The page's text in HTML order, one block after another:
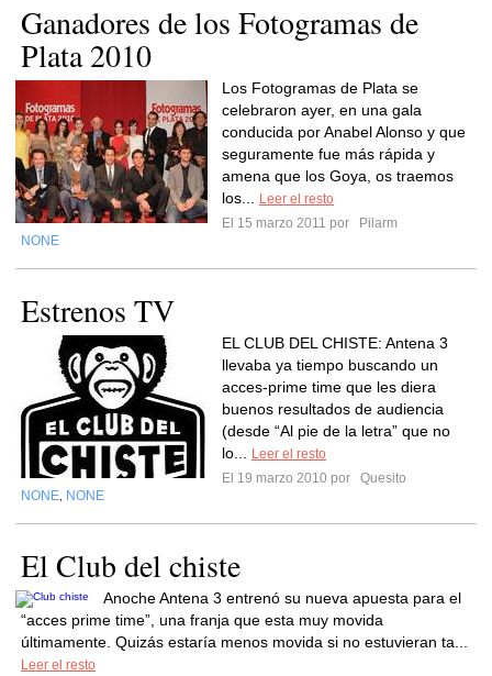
Ganadores de los Fotogramas de
Plata 2010
Los Fotogramas de Plata se
celebraron ayer, en una gala
conducida por Anabel Alonso y que
seguramente fue más rápida y
amena que los Goya, os traemos
los...
Leer el resto
El 15 marzo 2011 por
Pilarm
NONE
Estrenos TV
EL CLUB DEL CHISTE: Antena 3
llevaba ya tiempo buscando un
acces-prime time que les diera
buenos resultados de audiencia
(desde “Al pie de la letra” que no
lo...
Leer el resto
El 19 marzo 2010 por
Quesito
NONE NONE
El Club del chiste
Anoche Antena 3 entrenó su nueva apuesta para el
“acces prime time”, una franja que esta muy movida
últimamente. Quizás estaría menos movida si no estuvieran ta...
Leer el resto